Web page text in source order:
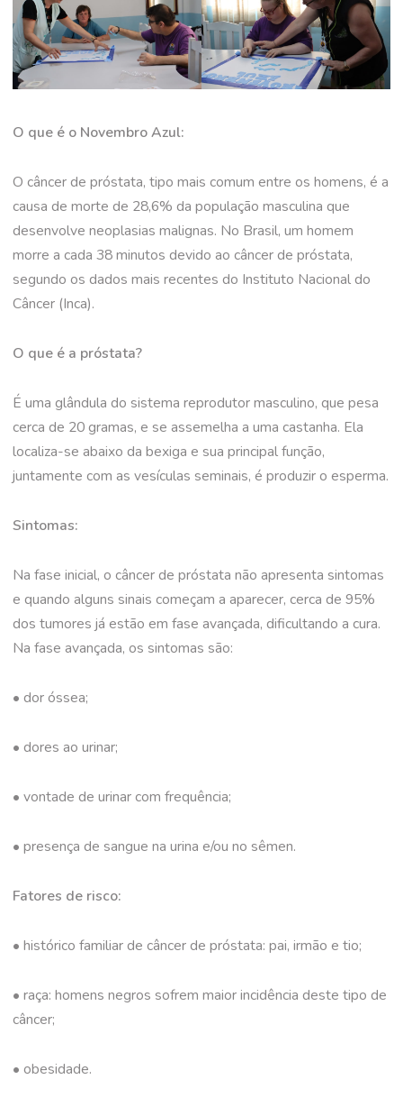
O que é o Novembro Azul:
O câncer de próstata, tipo mais comum entre os homens, é a
causa de morte de 28,6% da população masculina que
desenvolve neoplasias malignas. No Brasil, um homem
morre a cada 38 minutos devido ao câncer de próstata,
segundo os dados mais recentes do Instituto Nacional do
Câncer (Inca).
O que é a próstata?
É uma glândula do sistema reprodutor masculino, que pesa
cerca de 20 gramas, e se assemelha a uma castanha. Ela
localiza-se abaixo da bexiga e sua principal função,
juntamente com as vesículas seminais, é produzir o esperma.
Sintomas:
Na fase inicial, o câncer de próstata não apresenta sintomas
e quando alguns sinais começam a aparecer, cerca de 95%
dos tumores já estão em fase avançada, dificultando a cura.
Na fase avançada, os sintomas são:
• dor óssea;
• dores ao urinar;
• vontade de urinar com frequência;
• presença de sangue na urina e/ou no sêmen.
Fatores de risco:
• histórico familiar de câncer de próstata: pai, irmão e tio;
• raça: homens negros sofrem maior incidência deste tipo de
câncer;
• obesidade.